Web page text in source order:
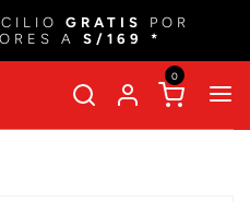
GRATIS
POR
A S/169 *
0